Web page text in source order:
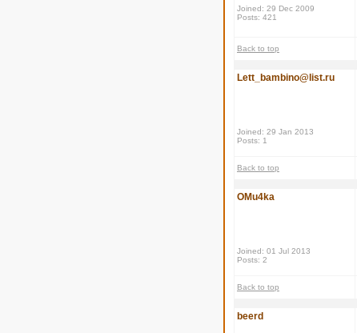
Joined: 29 Dec 2009
Posts: 421
Back to top
Lett_bambino@list.ru
Joined: 29 Jan 2013
Posts: 1
Back to top
OMu4ka
Joined: 01 Jul 2013
Posts: 2
Back to top
beerd